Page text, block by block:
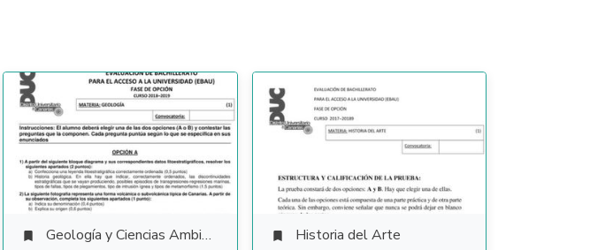
 Geología y Ciencias Ambientales  Historia del Arte